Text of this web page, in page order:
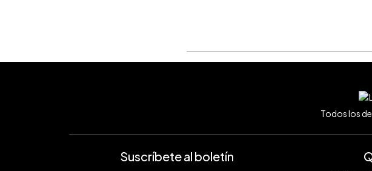
Todos los
Suscríbete al boletín